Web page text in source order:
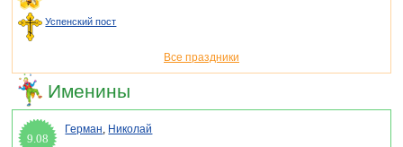
Успенский пост
Все праздники
Именины
9.08
Герман, Николай